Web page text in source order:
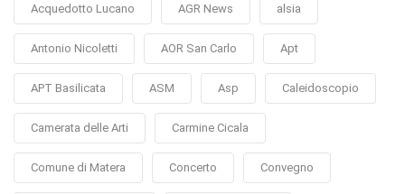
Acquedotto Lucano AGR News alsia
Antonio Nicoletti AOR San Carlo Apt
APT Basilicata ASM Asp Caleidoscopio
Camerata delle Arti Carmine Cicala
Comune di Matera Concerto Convegno